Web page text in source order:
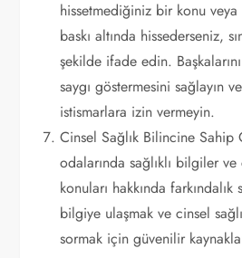
hissetmediğiniz bir konu
baskı altında hissederseniz,
şekilde ifade edin.
saygı göstermesini sağlayın
istismarlara izin vermeyin.
Cinsel Sağlık Bilincine Sahip
odalarında sağlıklı bilgiler
konuları hakkında
bilgiye ulaşmak ve cinsel
sormak için güvenilir